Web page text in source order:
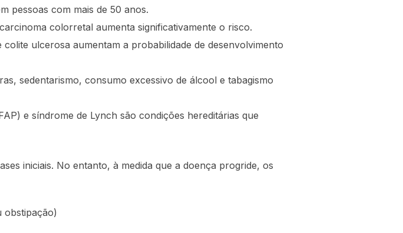
pessoas com mais de 50 anos.
colorretal aumenta significativamente o risco.
colite ulcerosa aumentam a probabilidade de desenvolvimento
sedentarismo, consumo excessivo de álcool e tabagismo
e síndrome de Lynch são condições hereditárias que
iniciais. No entanto, à medida que a doença progride, os
obstipação)